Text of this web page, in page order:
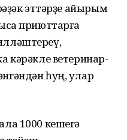
эттәрҙе айырым
приюттарға
кәрәкле ветеринар-
һуң, улар
1000 кешегә